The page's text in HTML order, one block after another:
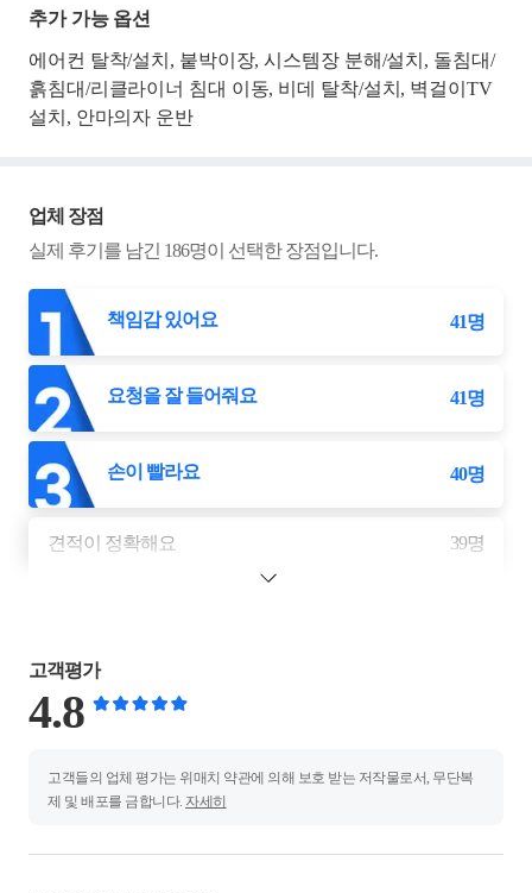
추가 가능 옵션
에어컨 탈착/설치, 붙박이장, 시스템장 분해/설치, 돌침대/
흙침대/리클라이너 침대 이동, 비데 탈착/설치, 벽걸이TV
설치, 안마의자 운반
업체 장점
실제 후기를 남긴 186명이 선택한 장점입니다.
책임감 있어요 41명
요청을 잘 들어줘요 41명
손이 빨라요 40명
견적이 정확해요 39명
고객평가
4.8
고객들의 업체 평가는 위매치 약관에 의해 보호 받는 저작물로서, 무단복
제 및 배포를 금합니다. 자세히